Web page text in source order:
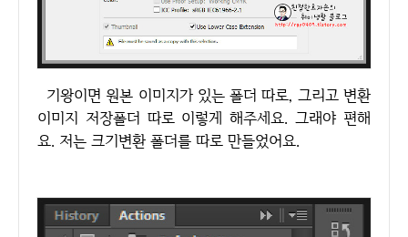
기왕이면 원본 이미지가 있는 폴더 따로, 그리고 변환
이미지 저장폴더 따로 이렇게 해주세요. 그래야 편해
요. 저는 크기변환 폴더를 따로 만들었어요.